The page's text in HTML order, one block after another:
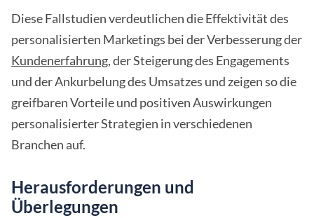
Diese Fallstudien verdeutlichen die Effektivität des
personalisierten Marketings bei der Verbesserung der
Kundenerfahrung, der Steigerung des Engagements
und der Ankurbelung des Umsatzes und zeigen so die
greifbaren Vorteile und positiven Auswirkungen
personalisierter Strategien in verschiedenen
Branchen auf.
Herausforderungen und
Überlegungen